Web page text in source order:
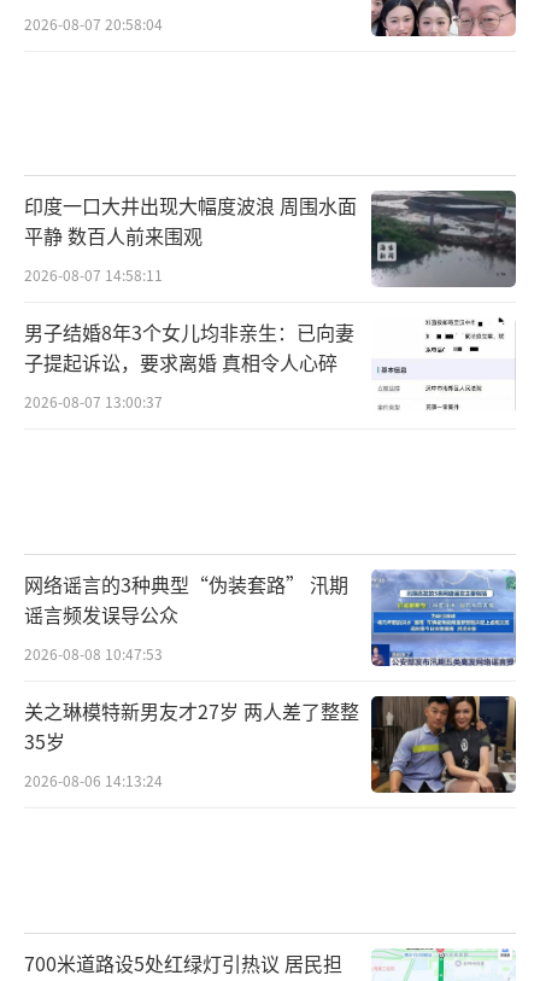
2026-08-07 20:58:04
印度一口大井出现大幅度波浪 周围水面
平静 数百人前来围观
2026-08-07 14:58:11
男子结婚8年3个女儿均非亲生：已向妻
子提起诉讼，要求离婚 真相令人心碎
2026-08-07 13:00:37
网络谣言的3种典型“伪装套路” 汛期
谣言频发误导公众
2026-08-08 10:47:53
关之琳模特新男友才27岁 两人差了整整
35岁
2026-08-06 14:13:24
700米道路设5处红绿灯引热议 居民担